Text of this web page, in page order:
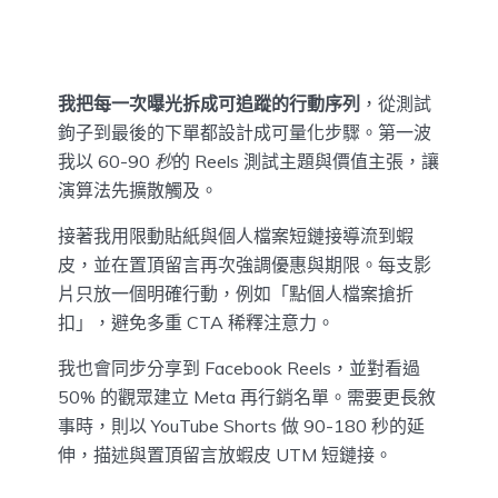
我把每一次曝光拆成可追蹤的行動序列 ，從測試
鉤子到最後的下單都設計成可量化步驟。第一波
我以 60-90 秒的 Reels 測試主題與價值主張，讓
演算法先擴散觸及。
接著我用限動貼紙與個人檔案短鏈接導流到蝦
皮，並在置頂留言再次強調優惠與期限。每支影
片只放一個明確行動，例如「點個人檔案搶折
扣」，避免多重 CTA 稀釋注意力。
我也會同步分享到 Facebook Reels，並對看過
50% 的觀眾建立 Meta 再行銷名單。需要更長敘
事時，則以 YouTube Shorts 做 90-180 秒的延
伸，描述與置頂留言放蝦皮 UTM 短鏈接。